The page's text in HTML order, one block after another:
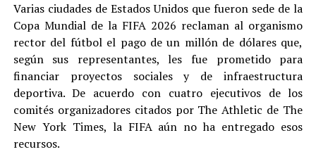
Varias ciudades de Estados Unidos que fueron sede de la
Copa Mundial de la FIFA 2026 reclaman al organismo
rector del fútbol el pago de un millón de dólares que,
según sus representantes, les fue prometido para
financiar proyectos sociales y de infraestructura
deportiva. De acuerdo con cuatro ejecutivos de los
comités organizadores citados por The Athletic de The
New York Times, la FIFA aún no ha entregado esos
recursos.